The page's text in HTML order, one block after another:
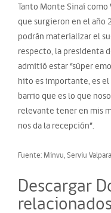
Tanto Monte Sinaí como
que surgieron en el año
podrán materializar el
respecto, la presidenta
admitió estar “súper
hito es importante, es el
barrio que es lo que
relevante tener en mis
nos da la recepción”.
Fuente: Minvu, Serviu
Descargar
relacionados